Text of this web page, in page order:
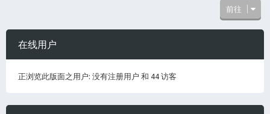
前往
在线用户
正浏览此版面之用户: 没有注册用户 和 44 访客